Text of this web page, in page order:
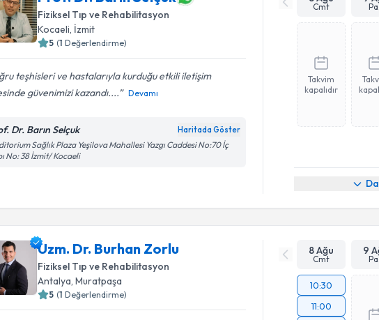
Fiziksel Tıp ve Rehabilitasyon
Kocaeli, İzmit
5 (1 Değerlendirme)
teşhisleri ve hastalarıyla kurduğu etkili iletişim
güvenimizi kazandı....
Devamı
Dr. Barın Selçuk Haritada Göster
Sağlık Plaza Yeşilova Mahallesi Yazgı Caddesi No:70 İç
No: 38 İzmit/ Kocaeli
Cmt
Takvim
kapalıdır
Uzm. Dr. Burhan Zorlu
Fiziksel Tıp ve Rehabilitasyon
Antalya ,Muratpaşa
5 (1 Değerlendirme)
8 Ağu
Cmt
9
10:30
11:00